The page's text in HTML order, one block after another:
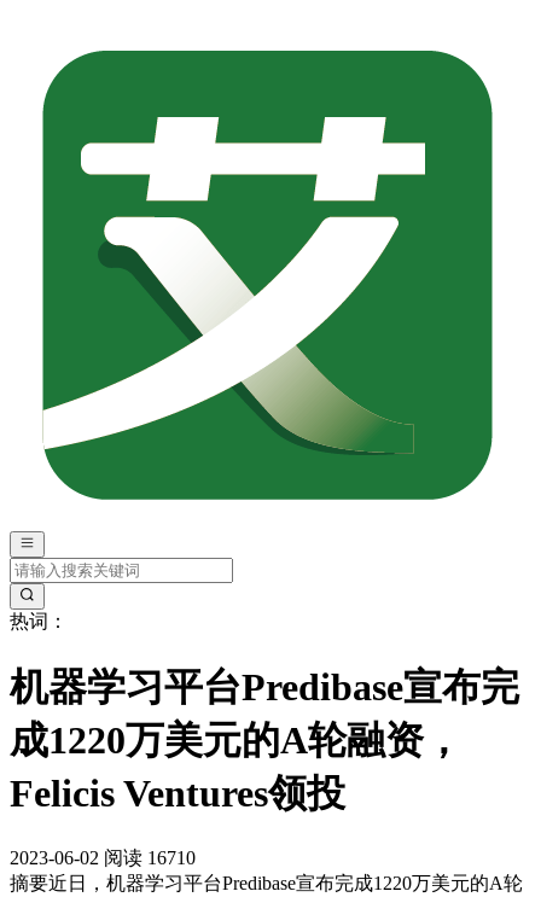
热词：
机器学习平台Predibase宣布完
成1220万美元的A轮融资，
Felicis Ventures领投
2023-06-02 阅读 16710
摘要近日，机器学习平台Predibase宣布完成1220万美元的A轮